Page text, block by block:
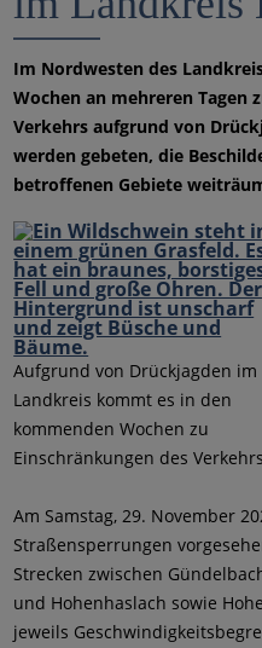
Im Nordwesten des
Wochen an mehreren Tagen
Verkehrs aufgrund von
werden gebeten, die
betroffenen Gebiete
Aufgrund von Drückjagden im
Landkreis kommt es in den
kommenden Wochen zu
Einschränkungen des
Am Samstag, 29. November
Straßensperrungen
Strecken zwischen
und Hohenhaslach sowie
jeweils